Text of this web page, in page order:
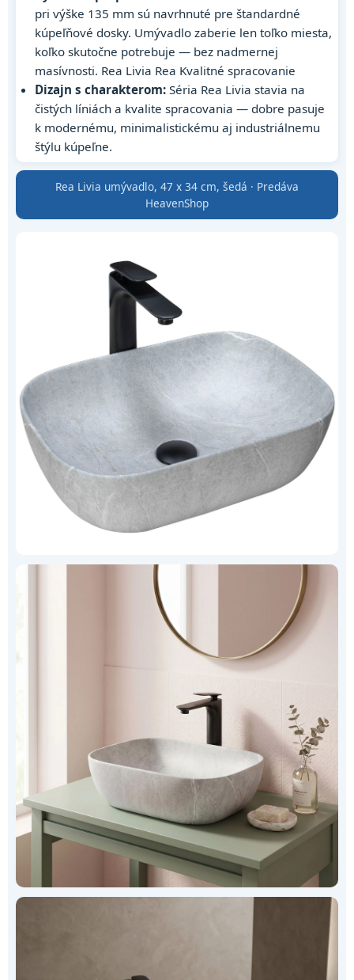
pri výške 135 mm sú navrhnuté pre štandardné
kúpeľňové dosky. Umývadlo zaberie len toľko miesta,
koľko skutočne potrebuje — bez nadmernej
masívnosti. Rea Livia Rea Kvalitné spracovanie
Dizajn s charakterom: Séria Rea Livia stavia na
čistých líniách a kvalite spracovania — dobre pasuje
k modernému, minimalistickému aj industriálnemu
štýlu kúpeľne.
Rea Livia umývadlo, 47 x 34 cm, šedá · Predáva
HeavenShop